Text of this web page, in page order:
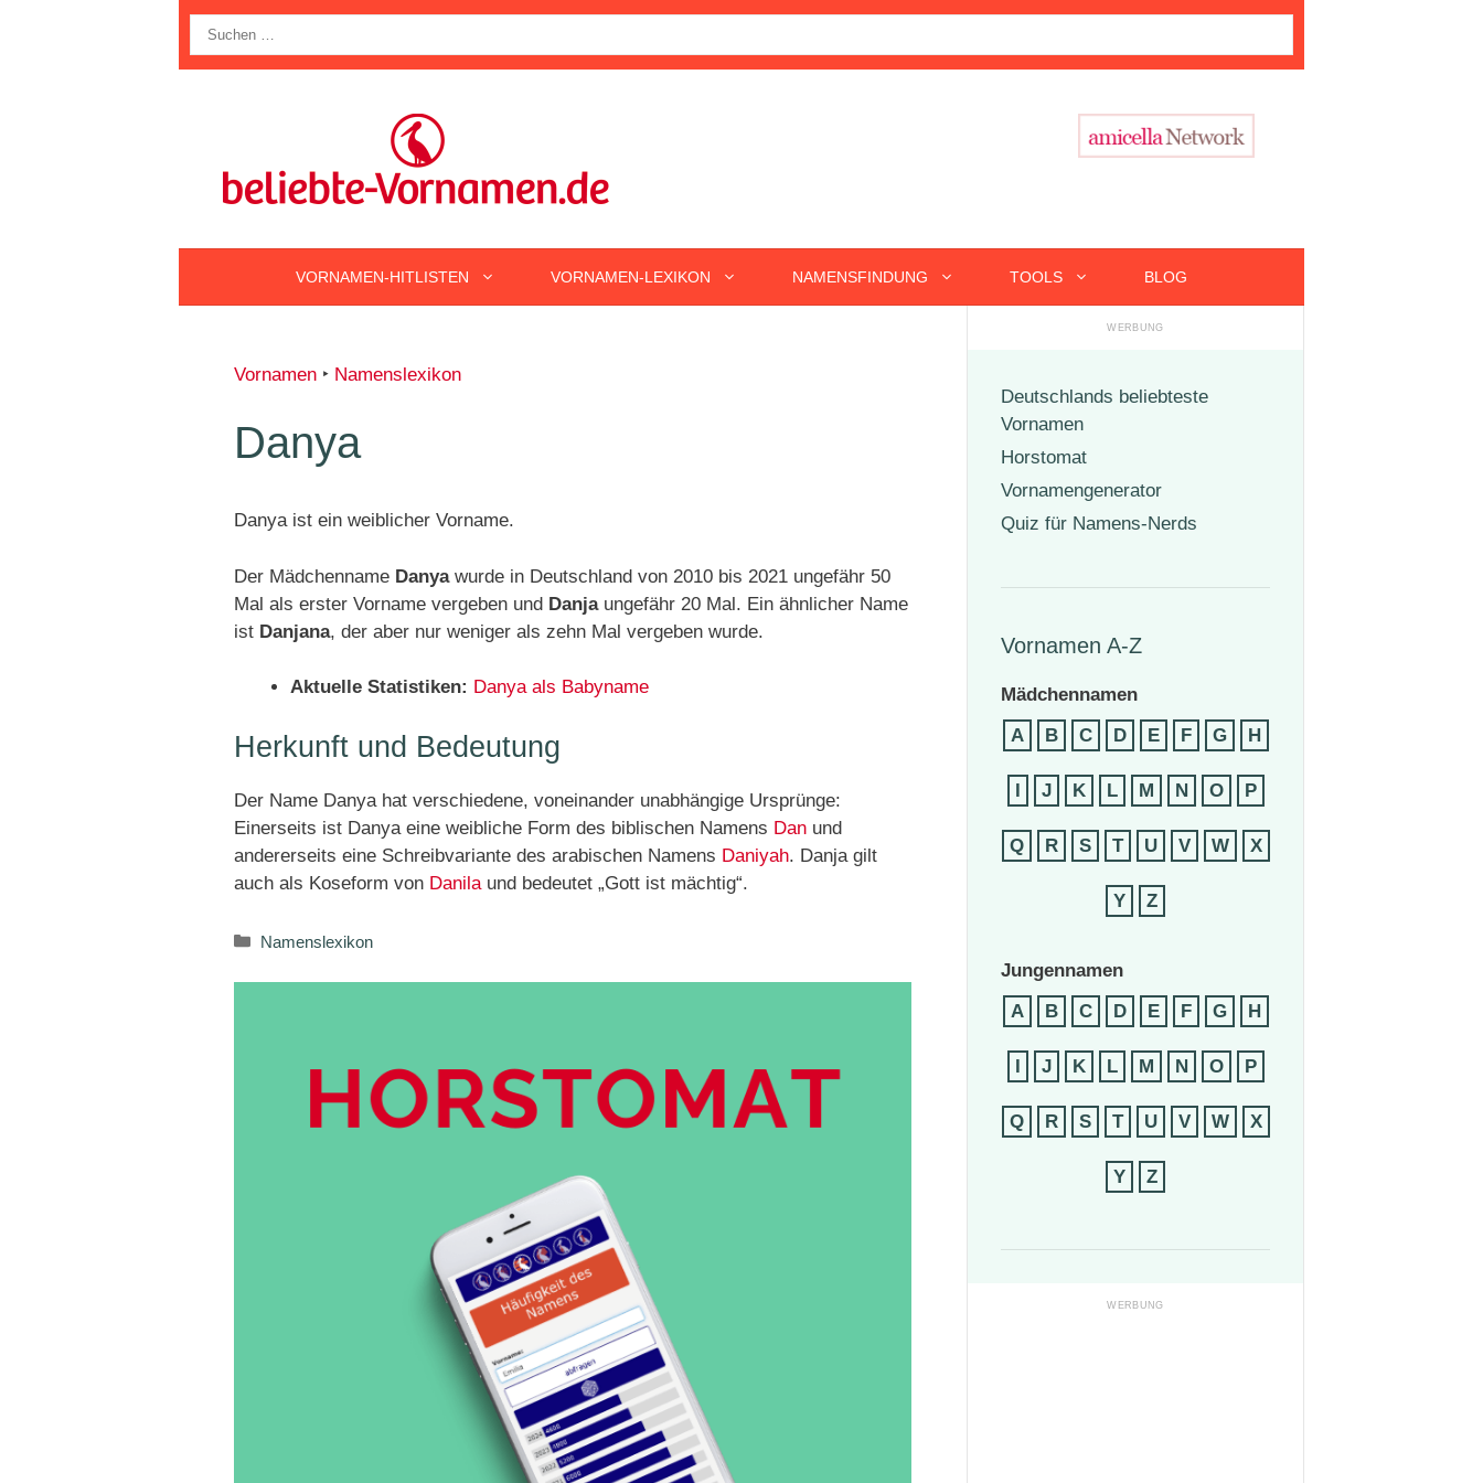
nach:
VORNAMEN-HITLISTEN VORNAMEN-LEXIKON NAMENSFINDUNG TOOLS BLOG
Vornamen ‣ Namenslexikon
Danya
Danya ist ein weiblicher Vorname.
Der Mädchenname Danyawurde in Deutschland von 2010 bis 2021 ungefähr 50
Mal als erster Vorname vergeben und Danjaungefähr 20 Mal. Ein ähnlicher Name
ist Danjana, der aber nur weniger als zehn Mal vergeben wurde.
Aktuelle Statistiken: Danya als Babyname
Herkunft und Bedeutung
Der Name Danya hat verschiedene, voneinander unabhängige Ursprünge:
Einerseits ist Danya eine weibliche Form des biblischen Namens Dan und
andererseits eine Schreibvariante des arabischen Namens Daniyah. Danja gilt
auch als Koseform von Danila und bedeutet „Gott ist mächtig“.
Kategorien
Namenslexikon
Deutschlands beliebteste
Vornamen
Horstomat
Vornamengenerator
Quiz für Namens-Nerds
Vornamen A-Z
Mädchennamen
A
B C D E F G H
I J K L M N O P
Q R S T U V W X
Y Z
Jungennamen
A
B C D E F G H
I J K L M N O P
Q R S T U V W X
Y Z